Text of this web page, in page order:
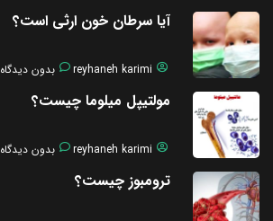
آیا سرطان خون ارثی است؟
reyhaneh karimi بدون دیدگاه
مولتیپل میلوما چیست؟
reyhaneh karimi بدون دیدگاه
ترومبوز چیست؟